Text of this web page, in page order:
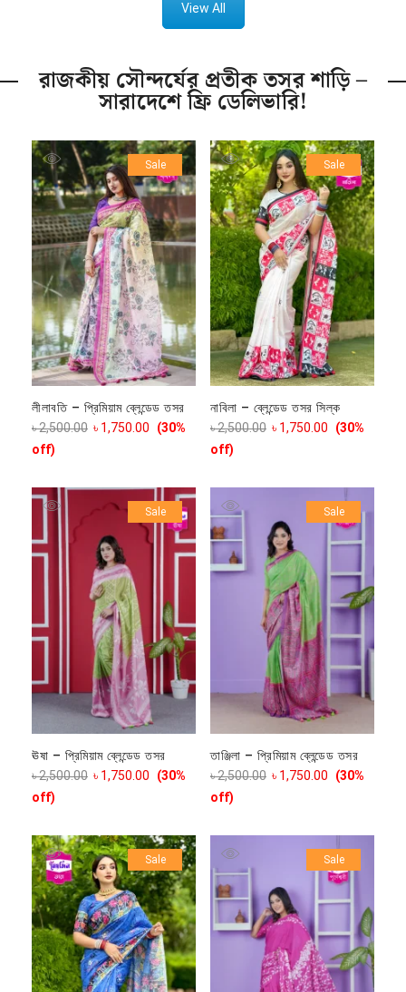
View All
রাজকীয় সৌন্দর্যের প্রতীক তসর শাড়ি –
সারাদেশে ফ্রি ডেলিভারি!
Sale
লীলাবতি – প্রিমিয়াম ব্লেন্ডেড তসর
৳2,500.00 ৳ 1,750.00
(30%
off)
Sale
নাবিলা – ব্লেন্ডেড তসর সিল্ক
৳2,500.00 ৳ 1,750.00
(30%
off)
Sale
ঊষা – প্রিমিয়াম ব্লেন্ডেড তসর
৳2,500.00 ৳ 1,750.00
(30%
off)
Sale
তাঞ্জিলা – প্রিমিয়াম ব্লেন্ডেড তসর
৳2,500.00 ৳ 1,750.00
(30%
off)
Sale Sale